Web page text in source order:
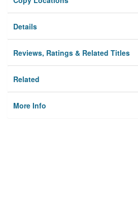
Details
Reviews, Ratings & Related Titles
Related
More Info